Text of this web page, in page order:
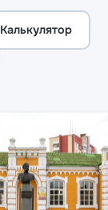
Калькулятор